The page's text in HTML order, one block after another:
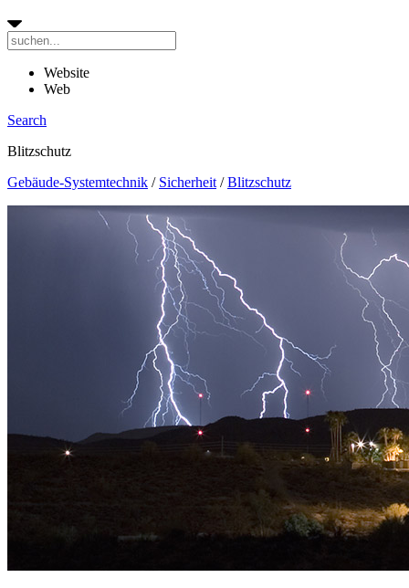
Website
Web
Search
Blitzschutz
Gebäude-Systemtechnik / Sicherheit /Blitzschutz